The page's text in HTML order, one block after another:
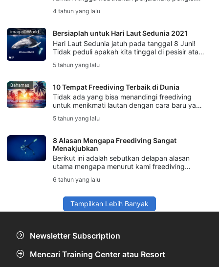
60 hadiah terbaik untuk Scuba Diver.
4 tahun yang lalu
image©World Ocean Day
Bersiaplah untuk Hari Laut Sedunia 2021
Hari Laut Sedunia jatuh pada tanggal 8 Juni!
Tidak peduli apakah kita tinggal di pesisir atau
lautan yang sehat untuk bertahan hidup dan
5 tahun yang lalu
Bahamas
10 Tempat Freediving Terbaik di Dunia
Tidak ada yang bisa menandingi freediving
untuk menikmati lautan dengan cara baru yang
kami tentang 10 tempat freediving terbaik di
5 tahun yang lalu
8 Alasan Mengapa Freediving Sangat
Menakjubkan
Berikut ini adalah sebutkan delapan alasan
utama mengapa menurut kami freediving
menakjubkan di planet ini.
6 tahun yang lalu
Tampilkan Lebih Banyak
Newsletter Subscription
Mencari Training Center atau Resort